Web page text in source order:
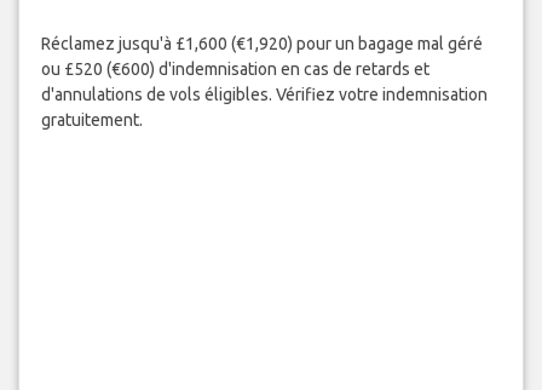
Réclamez jusqu'à £1,600 (€1,920) pour un bagage mal géré
ou £520 (€600) d'indemnisation en cas de retards et
d'annulations de vols éligibles. Vérifiez votre indemnisation
gratuitement.